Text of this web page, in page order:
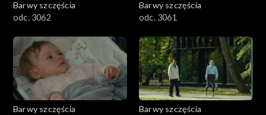
Barwy szczęścia
odc. 3062
Barwy szczęścia
odc. 3061
Barwy szczęścia
Barwy szczęścia